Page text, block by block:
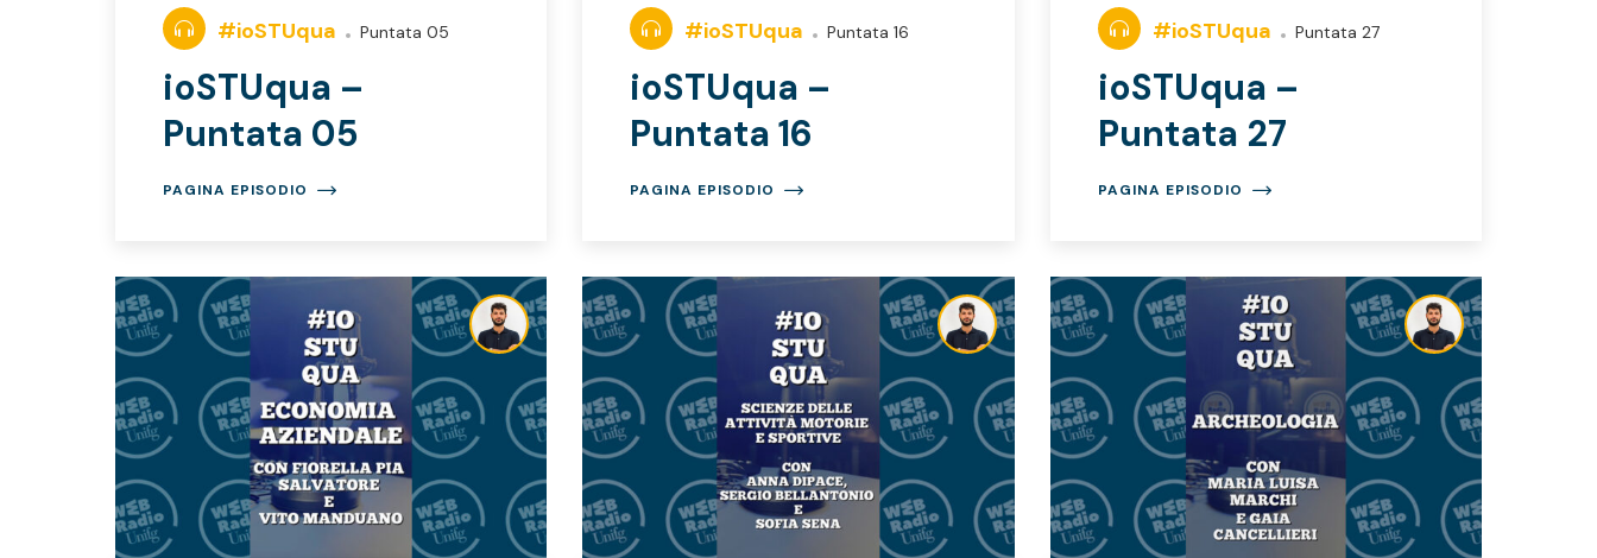
#ioSTUqua Puntata 05
ioSTUqua –
Puntata 05
PAGINA EPISODIO
#ioSTUqua Puntata 16
ioSTUqua –
Puntata 16
PAGINA EPISODIO
#ioSTUqua Puntata 27
ioSTUqua –
Puntata 27
PAGINA EPISODIO